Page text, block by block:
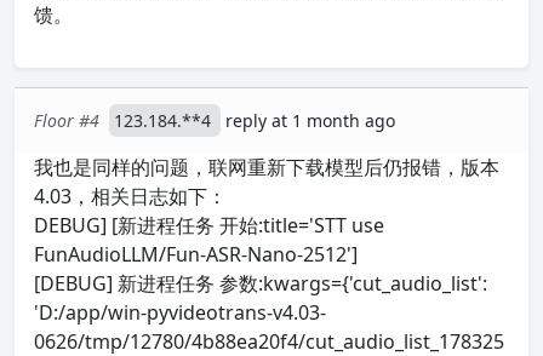
馈。
Floor #4 123.184.**4 reply at 1 month ago
我也是同样的问题，联网重新下载模型后仍报错，版本
4.03，相关日志如下：
DEBUG] [新进程任务 开始:title='STT use
FunAudioLLM/Fun-ASR-Nano-2512']
[DEBUG] 新进程任务 参数:kwargs={'cut_audio_list':
'D:/app/win-pyvideotrans-v4.03-
0626/tmp/12780/4b88ea20f4/cut_audio_list_178325